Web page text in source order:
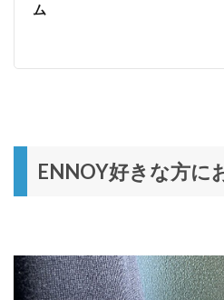
ム
ENNOY好きな方に